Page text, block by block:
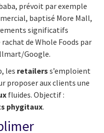
prévoit par exemple
baptisé More Mall,
significatifs
de Whole Foods par
Google.
les retailers s’emploient
proposer aux clients une
fluides. Objectif :
phygitaux.